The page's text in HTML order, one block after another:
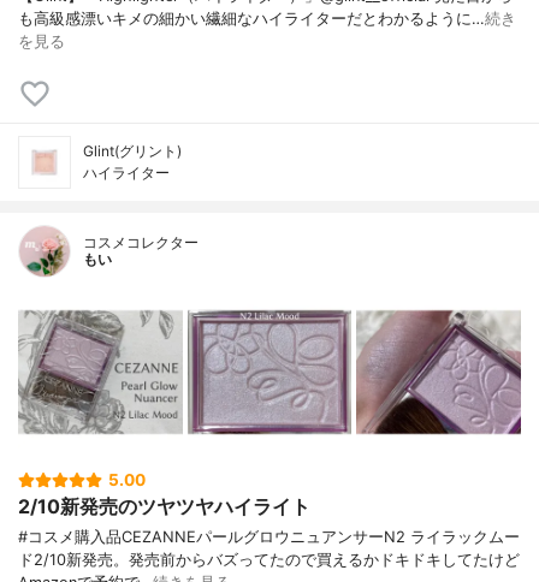
も高級感漂いキメの細かい繊細なハイライターだとわかるように…続き
を見る
Glint(グリント)
ハイライター
コスメコレクター
もい
5.00
2/10新発売のツヤツヤハイライト
#コスメ購入品CEZANNEパールグロウニュアンサーN2 ライラックムー
ド2/10新発売。発売前からバズってたので買えるかドキドキしてたけど